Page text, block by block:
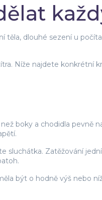
těla, dlouhé sezení u
Níže najdete konkrétní
boky a chodidla pevně
sluchátka. Zatěžování
být o hodně výš nebo